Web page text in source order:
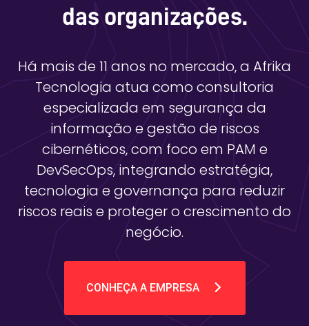
das organizações.
Há mais de 11 anos no mercado, a Afrika
Tecnologia atua como consultoria
especializada em segurança da
informação e gestão de riscos
cibernéticos, com foco em PAM e
DevSecOps, integrando estratégia,
tecnologia e governança para reduzir
riscos reais e proteger o crescimento do
negócio.
CONHEÇA A EMPRESA